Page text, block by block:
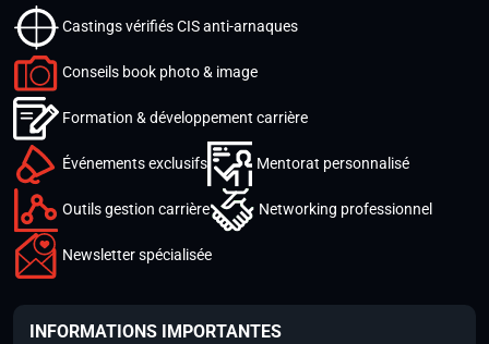
Castings vérifiés CIS anti-arnaques
Conseils book photo & image
Formation & développement carrière
Événements exclusifs Mentorat personnalisé
Outils gestion carrière Networking professionnel
Newsletter spécialisée
INFORMATIONS IMPORTANTES